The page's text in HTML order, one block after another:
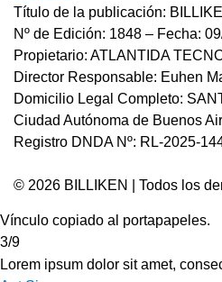
Título de la publicación:
Nº de Edición: 1848 – Fecha:
Propietario: ATLANTIDA
Director Responsable: Euhen
Domicilio Legal Completo:
Ciudad Autónoma de Buenos
Registro DNDA Nº: RL-2025-
© 2026 BILLIKEN | Todos los
Vínculo copiado al portapapeles.
3/9
Lorem ipsum dolor sit amet,